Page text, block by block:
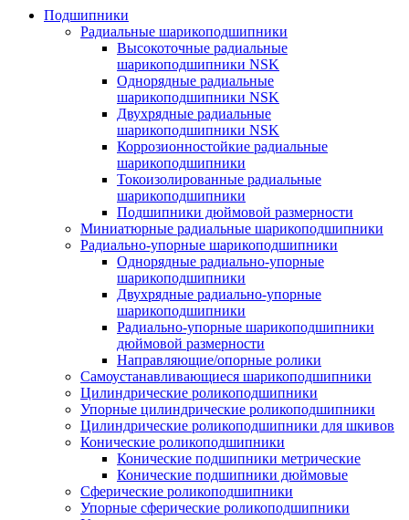
Подшипники
Радиальные шарикоподшипники
Высокоточные радиальные
шарикоподшипники NSK
Однорядные радиальные
шарикоподшипники NSK
Двухрядные радиальные
шарикоподшипники NSK
Коррозионностойкие радиальные
шарикоподшипники
Токоизолированные радиальные
шарикоподшипники
Подшипники дюймовой размерности
Миниатюрные радиальные шарикоподшипники
Радиально-упорные шарикоподшипники
Однорядные радиально-упорные
шарикоподшипники
Двухрядные радиально-упорные
шарикоподшипники
Радиально-упорные шарикоподшипники
дюймовой размерности
Направляющие/опорные ролики
Самоустанавливающиеся шарикоподшипники
Цилиндрические роликоподшипники
Упорные цилиндрические роликоподшипники
Цилиндрические роликоподшипники для шкивов
Конические роликоподшипники
Конические подшипники метрические
Конические подшипники дюймовые
Сферические роликоподшипники
Упорные сферические роликоподшипники